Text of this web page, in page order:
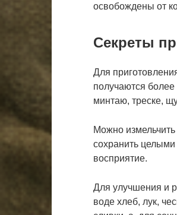
освобождены от
Секреты
Для
получаются
минтаю, треске,
Можно
сохранить
восприятие.
Для улучшения и
воде хлеб, лук,